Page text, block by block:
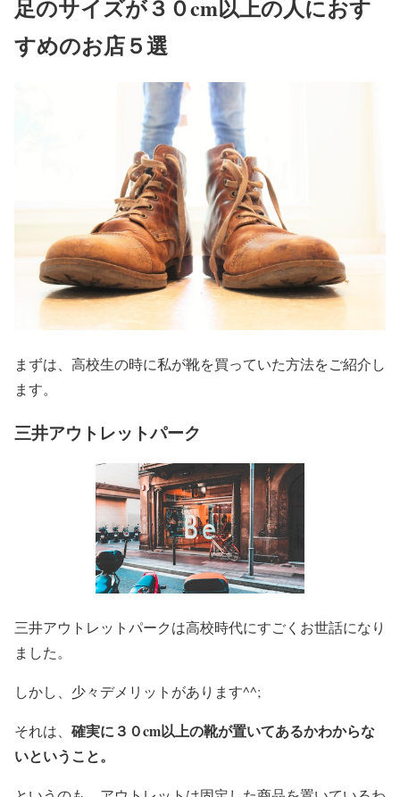
足のサイズが３０cm以上の人におす
すめのお店５選
まずは、高校生の時に私が靴を買っていた方法をご紹介し
ます。
三井アウトレットパーク
三井アウトレットパークは高校時代にすごくお世話になり
ました。
しかし、少々デメリットがあります^^;
それは、 確実に３０cm以上の靴が置いてあるかわからな
いということ。